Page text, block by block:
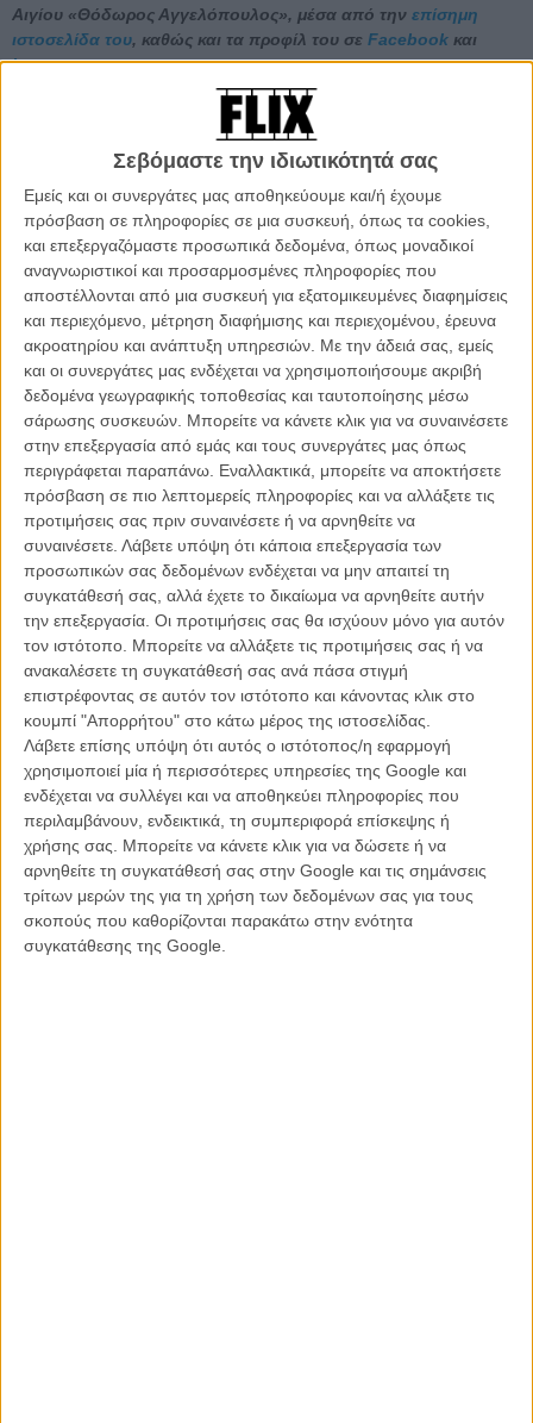
Σεβόμαστε την ιδιωτικότητά σας
Εμείς και οι συνεργάτες μας αποθηκεύουμε και/ή έχουμε
πρόσβαση σε πληροφορίες σε μια συσκευή, όπως τα cookies,
και επεξεργαζόμαστε προσωπικά δεδομένα, όπως μοναδικοί
αναγνωριστικοί και προσαρμοσμένες πληροφορίες που
αποστέλλονται από μια συσκευή για εξατομικευμένες διαφημίσεις
και περιεχόμενο, μέτρηση διαφήμισης και περιεχομένου, έρευνα
ακροατηρίου και ανάπτυξη υπηρεσιών. Με την άδειά σας, εμείς
και οι συνεργάτες μας ενδέχεται να χρησιμοποιήσουμε ακριβή
δεδομένα γεωγραφικής τοποθεσίας και ταυτοποίησης μέσω
σάρωσης συσκευών. Μπορείτε να κάνετε κλικ για να συναινέσετε
στην επεξεργασία από εμάς και τους συνεργάτες μας όπως
περιγράφεται παραπάνω. Εναλλακτικά, μπορείτε να αποκτήσετε
πρόσβαση σε πιο λεπτομερείς πληροφορίες και να αλλάξετε τις
προτιμήσεις σας πριν συναινέσετε ή να αρνηθείτε να
συναινέσετε. Λάβετε υπόψη ότι κάποια επεξεργασία των
προσωπικών σας δεδομένων ενδέχεται να μην απαιτεί τη
συγκατάθεσή σας, αλλά έχετε το δικαίωμα να αρνηθείτε αυτήν
την επεξεργασία. Οι προτιμήσεις σας θα ισχύουν μόνο για αυτόν
τον ιστότοπο. Μπορείτε να αλλάξετε τις προτιμήσεις σας ή να
ανακαλέσετε τη συγκατάθεσή σας ανά πάσα στιγμή
επιστρέφοντας σε αυτόν τον ιστότοπο και κάνοντας κλικ στο
κουμπί "Απορρήτου" στο κάτω μέρος της ιστοσελίδας.
Λάβετε επίσης υπόψη ότι αυτός ο ιστότοπος/η εφαρμογή
χρησιμοποιεί μία ή περισσότερες υπηρεσίες της Google και
ενδέχεται να συλλέγει και να αποθηκεύει πληροφορίες που
περιλαμβάνουν, ενδεικτικά, τη συμπεριφορά επίσκεψης ή
χρήσης σας. Μπορείτε να κάνετε κλικ για να δώσετε ή να
αρνηθείτε τη συγκατάθεσή σας στην Google και τις σημάνσεις
τρίτων μερών της για τη χρήση των δεδομένων σας για τους
σκοπούς που καθορίζονται παρακάτω στην ενότητα
συγκατάθεσης της Google.
Αιγίου «Θόδωρος Αγγελόπουλος», μέσα από την επίσημη
ιστοσελίδα του, καθώς και τα προφίλ του σε Facebook και
Instagram.
Και ολοκληρώθηκε κινηματογραφικά, την Κυριακή που μας πέρασε,
με την προβολή της «Σπασμένης Φλέβας» του Γιάννη Οικονομίδη,
με τον σκηνοθέτη να συνομιλεί με το κοινό, παρέα με τον ηθοποιό
Στάθη Σταμουλακάτο και τον διευθυντή φωτογραφίας Δημήτρη
Κατσαΐτη.
Θα λέγαμε, τρόπον τινά, πως η φετινή έκδοση ήταν αφιερωμένη
στον δημιουργό του «Σπιρτόκουτου», που επίσης προβλήθηκε στη
διάρκειά της, όπως εξάλλου και η «Μπαλάντα της Τρύπιας
Καρδιάς», παρουσία πάντα του ιδίου, ο οποίος παρευρέθηκε στο
Αίγιο καθ’ όλη σχεδόν τη φεστιβαλική εβδομάδα. Παρέδωσε και ένα
ξεχωριστό ανοιχτό masterclass γύρω από τη διαδρομή και τη
χαρακτηριστική φιλμική του γλώσσα, ενώ ήταν ιδιαίτερα
φορτισμένος όταν παρέλαβε την τιμητική διάκριση από τον Δήμαρχο
Αιγιαλείας κ. Παναγιώτη Ανδριόπουλο στην τελετή λήξης, πριν την
προβολή της «Φλέβας», μην μπορώντας να κρύψει τη συγκίνησή
του για την τιμή που του έγινε από τη διοργάνωση.